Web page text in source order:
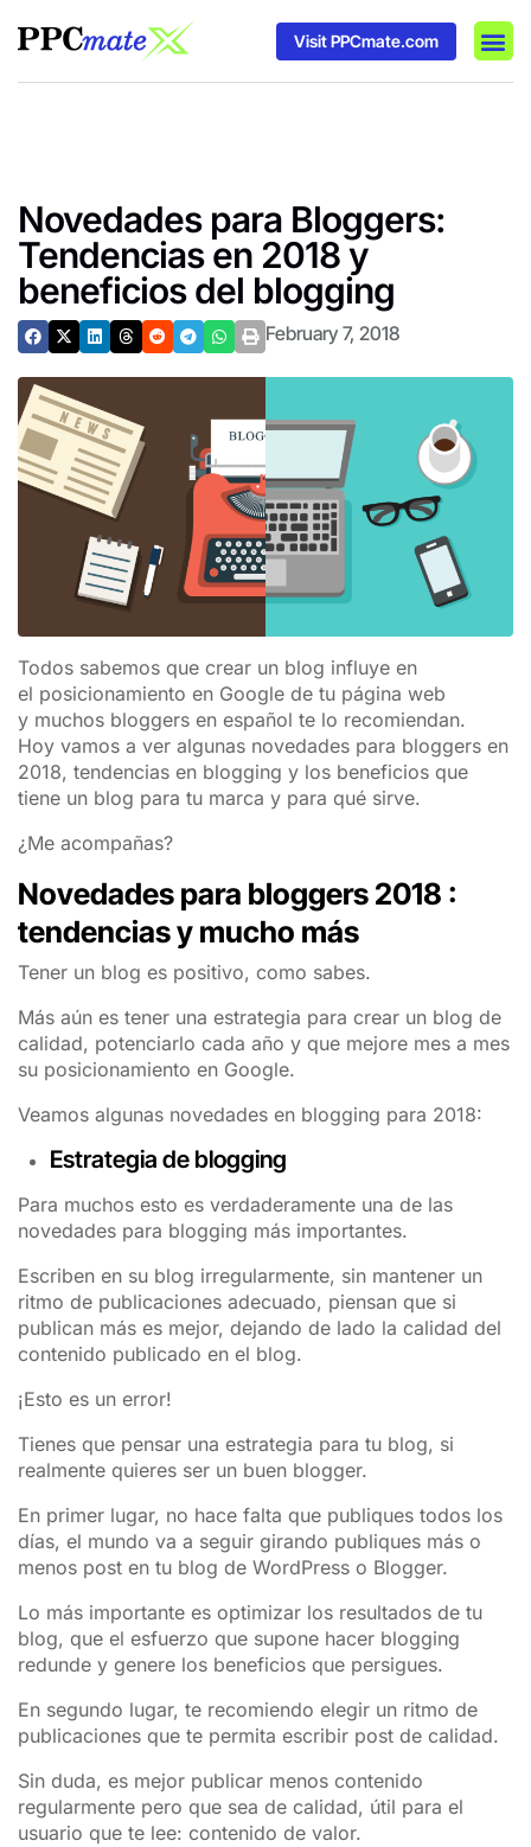
Visit PPCmate.com
Novedades para Bloggers:
Tendencias en 2018 y
beneficios del blogging
February 7, 2018
Todos sabemos que crear un blog influye en
el posicionamiento en Google de tu página web
y muchos bloggers en español te lo recomiendan.
Hoy vamos a ver algunas novedades para bloggers en
2018, tendencias en blogging y los beneficios que
tiene un blog para tu marca y para qué sirve.
¿Me acompañas?
Novedades para bloggers 2018 :
tendencias y mucho más
Tener un blog es positivo, como sabes.
Más aún es tener una estrategia para crear un blog de
calidad, potenciarlo cada año y que mejore mes a mes
su posicionamiento en Google.
Veamos algunas novedades en blogging para 2018:
Estrategia de blogging
Para muchos esto es verdaderamente una de las
novedades para blogging más importantes.
Escriben en su blog irregularmente, sin mantener un
ritmo de publicaciones adecuado, piensan que si
publican más es mejor, dejando de lado la calidad del
contenido publicado en el blog.
¡Esto es un error!
Tienes que pensar una estrategia para tu blog, si
realmente quieres ser un buen blogger.
En primer lugar, no hace falta que publiques todos los
días, el mundo va a seguir girando publiques más o
menos post en tu blog de WordPress o Blogger.
Lo más importante es optimizar los resultados de tu
blog, que el esfuerzo que supone hacer blogging
redunde y genere los beneficios que persigues.
En segundo lugar, te recomiendo elegir un ritmo de
publicaciones que te permita escribir post de calidad.
Sin duda, es mejor publicar menos contenido
regularmente pero que sea de calidad, útil para el
usuario que te lee: contenido de valor.